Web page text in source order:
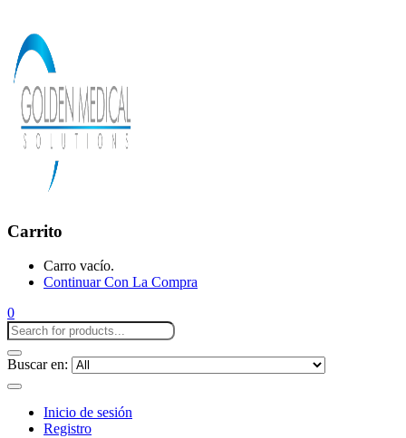
Carrito
Carro vacío.
Continuar Con La Compra
0
Buscar en:
Inicio de sesión
Registro